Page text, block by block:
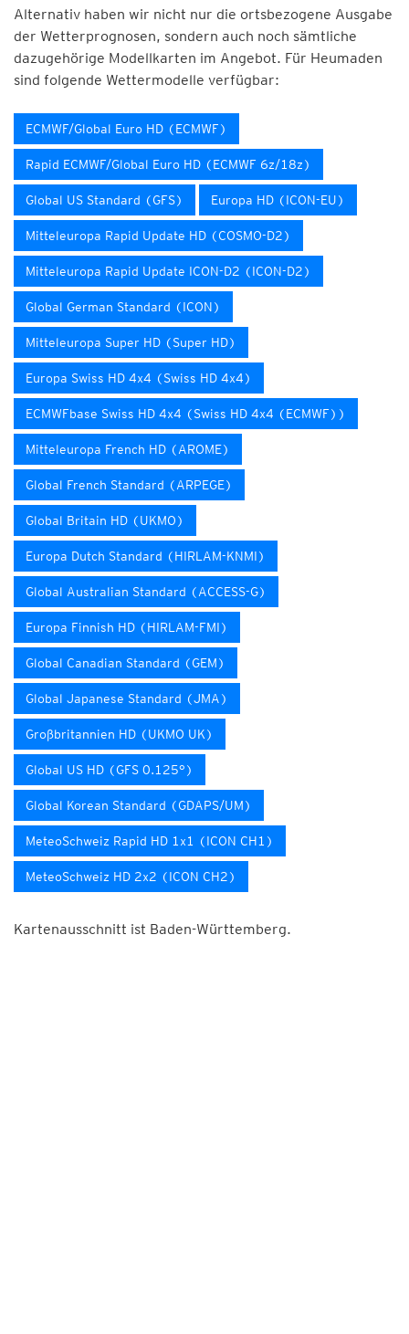
Alternativ haben wir nicht nur die ortsbezogene Ausgabe
der Wetterprognosen, sondern auch noch sämtliche
dazugehörige Modellkarten im Angebot. Für Heumaden
sind folgende Wettermodelle verfügbar:
ECMWF/Global Euro HD (ECMWF)
Rapid ECMWF/Global Euro HD (ECMWF 6z/18z)
Global US Standard (GFS) Europa HD (ICON-EU)
Mitteleuropa Rapid Update HD (COSMO-D2)
Mitteleuropa Rapid Update ICON-D2 (ICON-D2)
Global German Standard (ICON)
Mitteleuropa Super HD (Super HD)
Europa Swiss HD 4x4 (Swiss HD 4x4)
ECMWFbase Swiss HD 4x4 (Swiss HD 4x4 (ECMWF))
Mitteleuropa French HD (AROME)
Global French Standard (ARPEGE)
Global Britain HD (UKMO)
Europa Dutch Standard (HIRLAM-KNMI)
Global Australian Standard (ACCESS-G)
Europa Finnish HD (HIRLAM-FMI)
Global Canadian Standard (GEM)
Global Japanese Standard (JMA)
Großbritannien HD (UKMO UK)
Global US HD (GFS 0.125°)
Global Korean Standard (GDAPS/UM)
MeteoSchweiz Rapid HD 1x1 (ICON CH1)
MeteoSchweiz HD 2x2 (ICON CH2)
Kartenausschnitt ist Baden-Württemberg.